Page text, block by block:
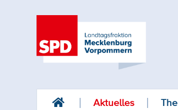
Aktuelles